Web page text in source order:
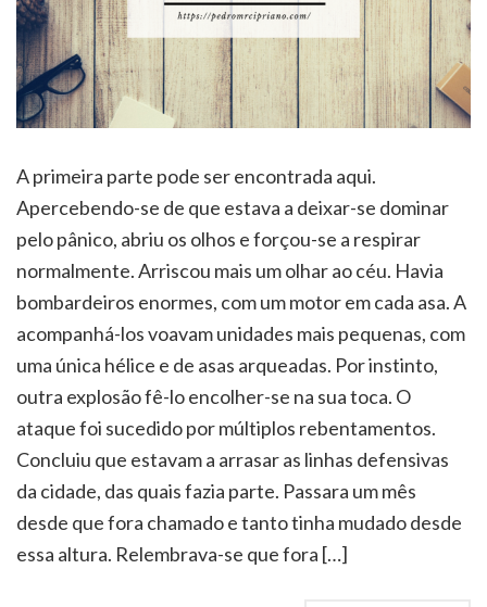
A primeira parte pode ser encontrada aqui.
Apercebendo-se de que estava a deixar-se dominar
pelo pânico, abriu os olhos e forçou-se a respirar
normalmente. Arriscou mais um olhar ao céu. Havia
bombardeiros enormes, com um motor em cada asa. A
acompanhá-los voavam unidades mais pequenas, com
uma única hélice e de asas arqueadas. Por instinto,
outra explosão fê-lo encolher-se na sua toca. O
ataque foi sucedido por múltiplos rebentamentos.
Concluiu que estavam a arrasar as linhas defensivas
da cidade, das quais fazia parte. Passara um mês
desde que fora chamado e tanto tinha mudado desde
essa altura. Relembrava-se que fora […]